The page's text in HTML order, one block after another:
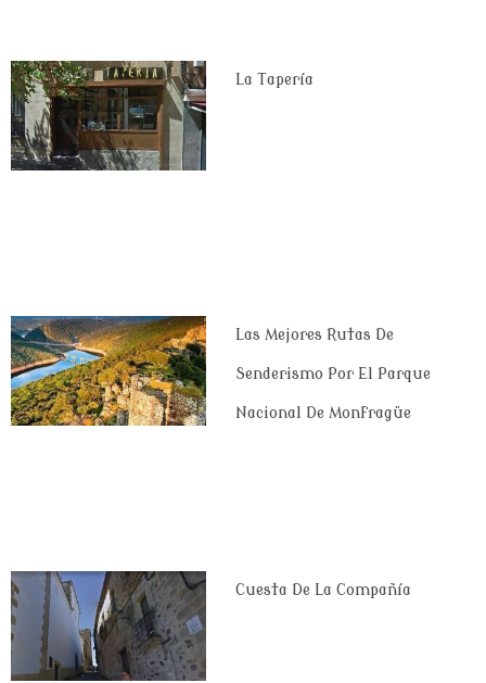
La Tapería
Las Mejores Rutas De
Senderismo Por El Parque
Nacional De Monfragüe
Cuesta De La Compañía